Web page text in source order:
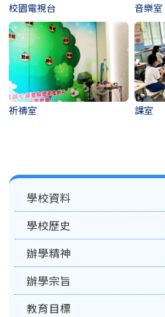
校園電視台 音樂室
祈禱室 課室
Main
navigation
學校資料
學校歷史
辦學精神
辦學宗旨
教育目標